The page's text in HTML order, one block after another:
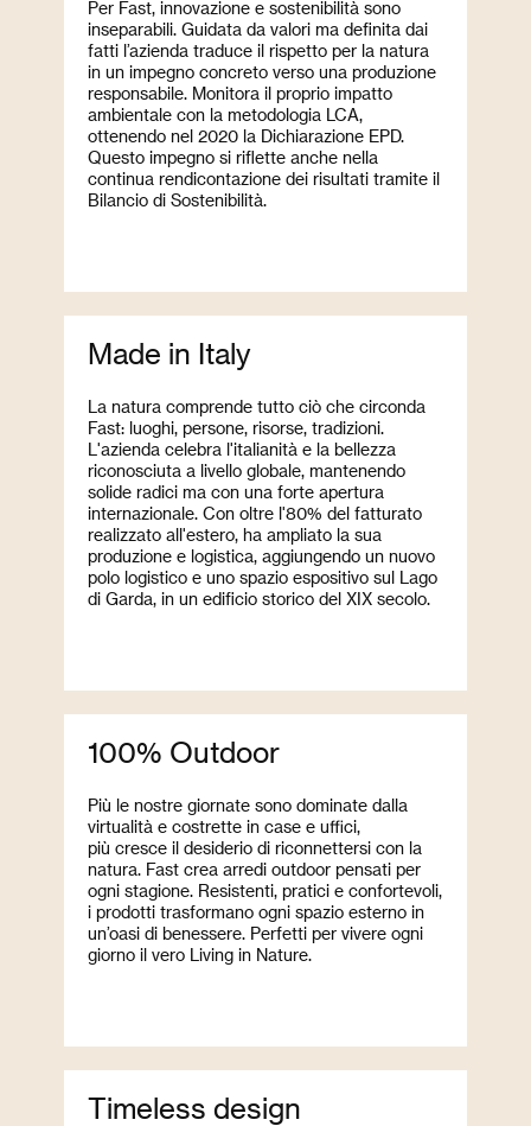
Per Fast, innovazione e sostenibilità sono
inseparabili. Guidata da valori ma definita dai
fatti l’azienda traduce il rispetto per la natura
in un impegno concreto verso una produzione
responsabile. Monitora il proprio impatto
ambientale con la metodologia LCA,
ottenendo nel 2020 la Dichiarazione EPD.
Questo impegno si riflette anche nella
continua rendicontazione dei risultati tramite il
Bilancio di Sostenibilità.
Made in Italy
La natura comprende tutto ciò che circonda
Fast: luoghi, persone, risorse, tradizioni.
L'azienda celebra l'italianità e la bellezza
riconosciuta a livello globale, mantenendo
solide radici ma con una forte apertura
internazionale. Con oltre l'80% del fatturato
realizzato all'estero, ha ampliato la sua
produzione e logistica, aggiungendo un nuovo
polo logistico e uno spazio espositivo sul Lago
di Garda, in un edificio storico del XIX secolo.
100% Outdoor
Più le nostre giornate sono dominate dalla
virtualità e costrette in case e uffici,
più cresce il desiderio di riconnettersi con la
natura. Fast crea arredi outdoor pensati per
ogni stagione. Resistenti, pratici e confortevoli,
i prodotti trasformano ogni spazio esterno in
un’oasi di benessere. Perfetti per vivere ogni
giorno il vero Living in Nature.
Timeless design